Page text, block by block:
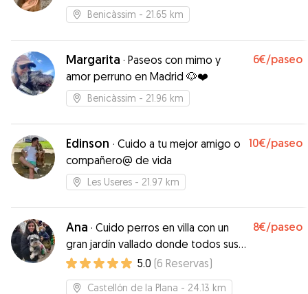
Benicàssim - 21.65 km
Margarita · Paseos con mimo y
amor perruno en Madrid 🐶❤️
6€/paseo
Benicàssim - 21.96 km
Edinson · Cuido a tu mejor amigo o
compañero@ de vida
10€/paseo
Les Useres - 21.97 km
Ana · Cuido perros en villa con un
gran jardín vallado donde todos sus
sueños se harán realidad
8€/paseo
5.0 (6 Reservas)
Castellón de la Plana - 24.13 km